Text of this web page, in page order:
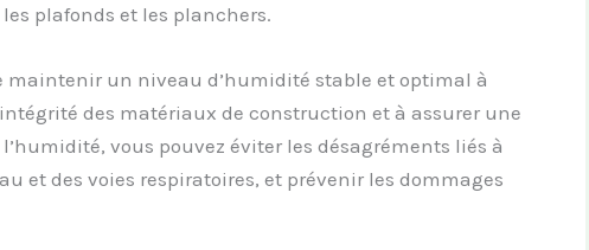
plafonds et les planchers.
maintenir un niveau d’humidité stable et optimal à
des matériaux de construction et à assurer une
vous pouvez éviter les désagréments liés à
et des voies respiratoires, et prévenir les dommages